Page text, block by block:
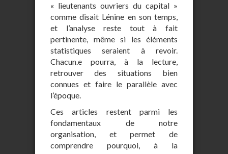
« lieutenants ouvriers du capital »
comme disait Lénine en son temps,
et l’analyse reste tout à fait
pertinente, même si les éléments
statistiques seraient à revoir.
Chacun.e pourra, à la lecture,
retrouver des situations bien
connues et faire le parallèle avec
l’époque.
Ces articles restent parmi les
fondamentaux de notre
organisation, et permet de
comprendre pourquoi, à la